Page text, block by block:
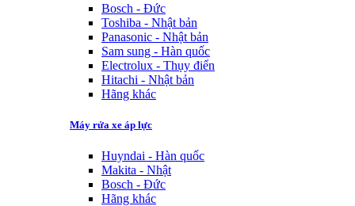
Bosch - Đức
Toshiba - Nhật bản
Panasonic - Nhật bản
Sam sung - Hàn quốc
Electrolux - Thụy điển
Hitachi - Nhật bản
Hãng khác
Máy rửa xe áp lực
Huyndai - Hàn quốc
Makita - Nhật
Bosch - Đức
Hãng khác